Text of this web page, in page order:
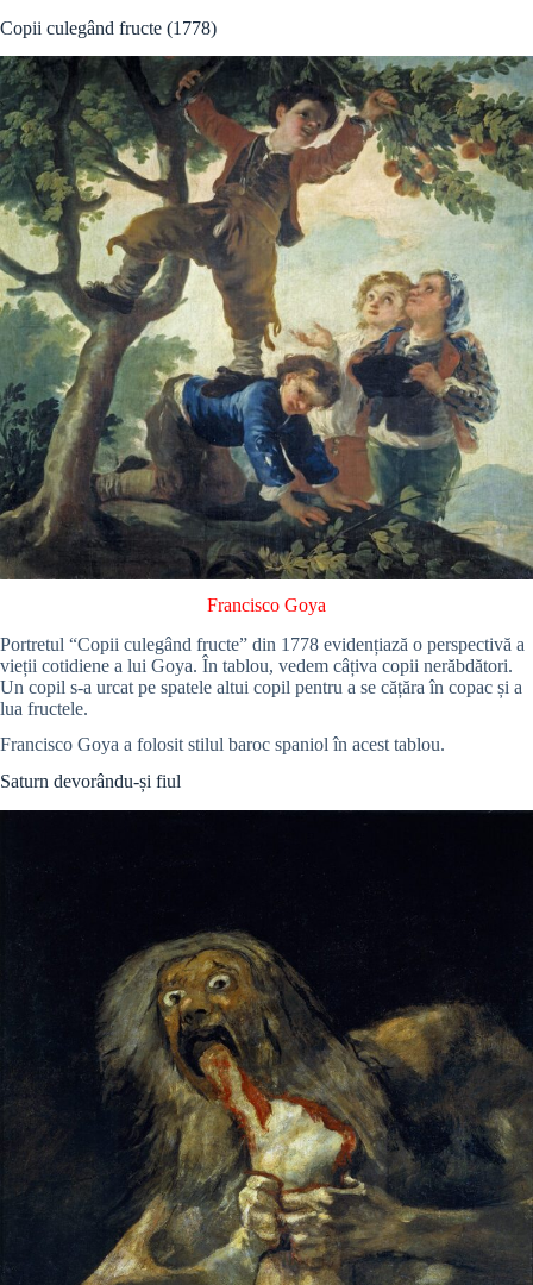
Copii culegând fructe (1778)
Francisco Goya
Portretul “Copii culegând fructe” din 1778 evidențiază o perspectivă a
vieții cotidiene a lui Goya. În tablou, vedem câțiva copii nerăbdători.
Un copil s-a urcat pe spatele altui copil pentru a se cățăra în copac și a
lua fructele.
Francisco Goya a folosit stilul baroc spaniol în acest tablou.
Saturn devorându-și fiul